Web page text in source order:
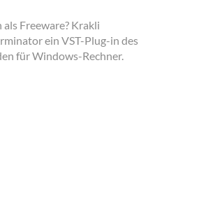
als Freeware? Krakli
ein VST-Plug-in des
für Windows-Rechner.